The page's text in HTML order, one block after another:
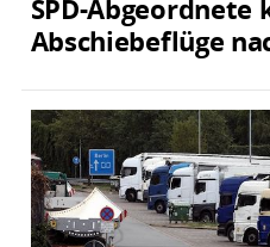
SPD-
Abschiebeflüge